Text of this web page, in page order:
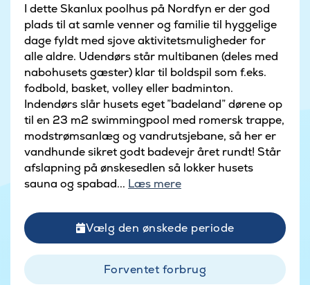
I dette Skanlux poolhus på Nordfyn er der god
plads til at samle venner og familie til hyggelige
dage fyldt med sjove aktivitetsmuligheder for
alle aldre. Udendørs står multibanen (deles med
nabohusets gæster) klar til boldspil som f.eks.
fodbold, basket, volley eller badminton.
Indendørs slår husets eget ”badeland” dørene op
til en 23 m2 swimmingpool med romersk trappe,
modstrømsanlæg og vandrutsjebane, så her er
vandhunde sikret godt badevejr året rundt! Står
afslapning på ønskesedlen så lokker husets
sauna og spabad... Læs mere
Vælg den ønskede periode
Forventet forbrug